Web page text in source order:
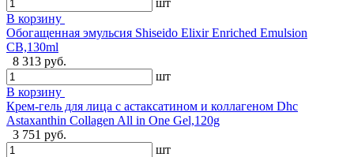
В корзину
Обогащенная эмульсия Shiseido Elixir Enriched Emulsion
CB,130ml
8 313 руб.
шт
В корзину
Крем-гель для лица с астаксатином и коллагеном Dhc
Astaxanthin Collagen All in One Gel,120g
3 751 руб.
шт